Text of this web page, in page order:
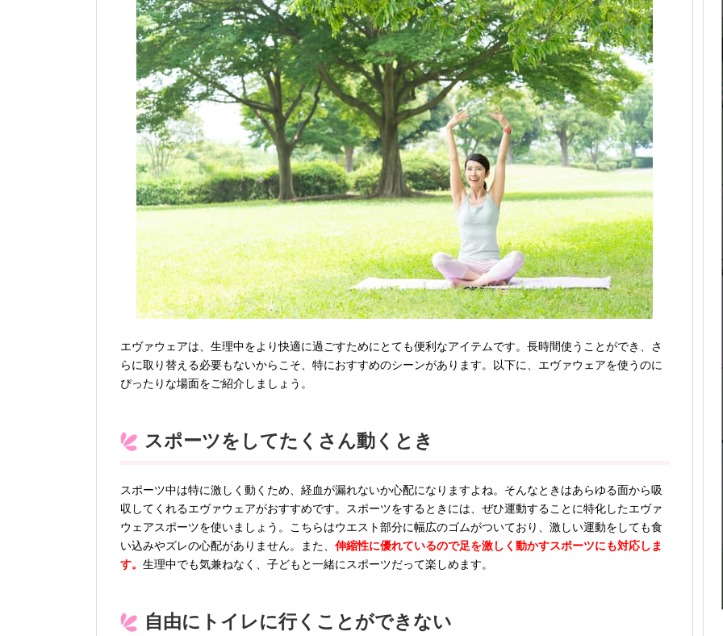
エヴァウェアは、生理中をより快適に過ごすためにとても便利なアイテムです。長時間使うことができ、さ
らに取り替える必要もないからこそ、特におすすめのシーンがあります。以下に、エヴァウェアを使うのに
ぴったりな場面をご紹介しましょう。
スポーツをしてたくさん動くとき
スポーツ中は特に激しく動くため、経血が漏れないか心配になりますよね。そんなときはあらゆる面から吸
収してくれるエヴァウェアがおすすめです。スポーツをするときには、ぜひ運動することに特化したエヴァ
ウェアスポーツを使いましょう。こちらはウエスト部分に幅広のゴムがついており、激しい運動をしても食
い込みやズレの心配がありません。また、 伸縮性に優れているので足を激しく動かすスポーツにも対応しま
す。 生理中でも気兼ねなく、子どもと一緒にスポーツだって楽しめます。
自由にトイレに行くことができない